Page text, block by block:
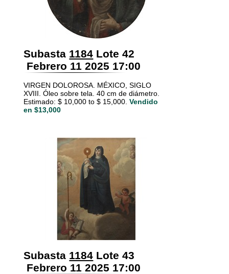
Subasta 1184 Lote 42
Febrero 11 2025 17:00
VIRGEN DOLOROSA. MÉXICO, SIGLO
XVIII. Óleo sobre tela. 40 cm de diámetro.
Estimado: $ 10,000 to $ 15,000. Vendido
en $13,000
Subasta 1184 Lote 43
Febrero 11 2025 17:00